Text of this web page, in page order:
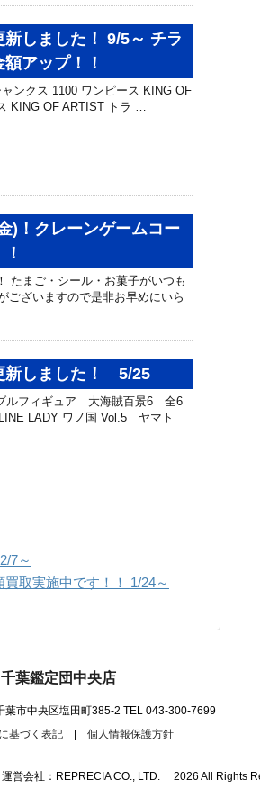
しました！ 9/5～ チラ
アップ！！
ンクス 1100 ワンピース KING OF
KING OF ARTIST トラ …
)！クレーンゲームコー
たまご・シール・お菓子がいつも
ございますので是非お早めにいら
新しました！ 5/25
ルフィギュア 大海賊百景6 全6
LADY ワノ国 Vol.5 ヤマト
7～
取実施中です！！ 1/24～
千葉鑑定団中央店
葉市中央区塩田町385-2 TEL 043-300-7699
基づく表記| 個人情報保護方針
会社：REPRECIA CO., LTD. 2026 All Rights